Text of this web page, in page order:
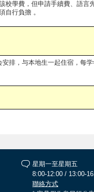
校學費，但申請手續費、語言
自行負擔 。
排，与本地生一起住宿，每
星期一至星期五
8:00-12:00 / 13:00-
聯絡方式